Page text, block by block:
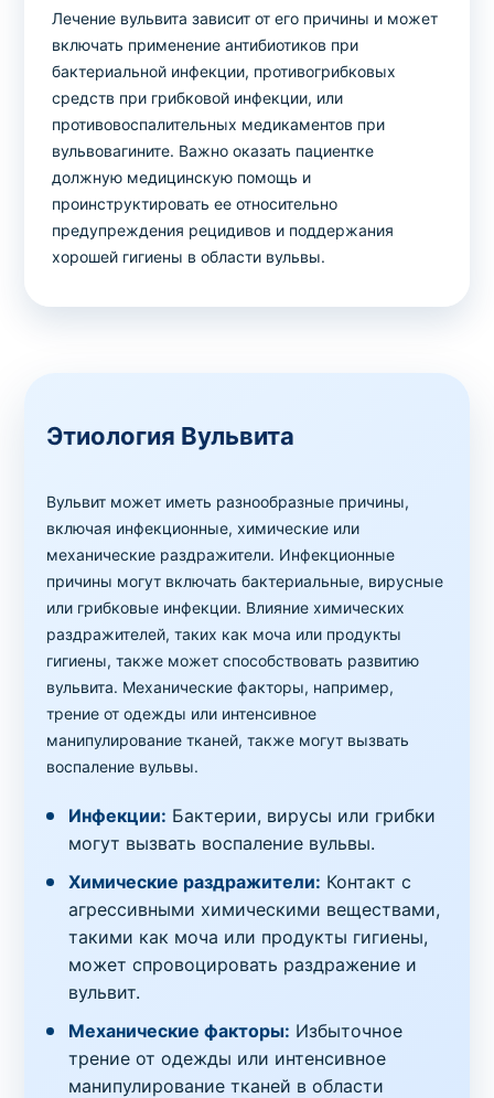
Лечение вульвита зависит от его причины и может
включать применение антибиотиков при
бактериальной инфекции, противогрибковых
средств при грибковой инфекции, или
противовоспалительных медикаментов при
вульвовагините. Важно оказать пациентке
должную медицинскую помощь и
проинструктировать ее относительно
предупреждения рецидивов и поддержания
хорошей гигиены в области вульвы.
Этиология Вульвита
Вульвит может иметь разнообразные причины,
включая инфекционные, химические или
механические раздражители. Инфекционные
причины могут включать бактериальные, вирусные
или грибковые инфекции. Влияние химических
раздражителей, таких как моча или продукты
гигиены, также может способствовать развитию
вульвита. Механические факторы, например,
трение от одежды или интенсивное
манипулирование тканей, также могут вызвать
воспаление вульвы.
Инфекции: Бактерии, вирусы или грибки
могут вызвать воспаление вульвы.
Химические раздражители: Контакт с
агрессивными химическими веществами,
такими как моча или продукты гигиены,
может спровоцировать раздражение и
вульвит.
Механические факторы: Избыточное
трение от одежды или интенсивное
манипулирование тканей в области
недоразумений, рекомендуем уточнять стоимость и
сроки выполнения исследований по телефонам,
указанным на сайте.